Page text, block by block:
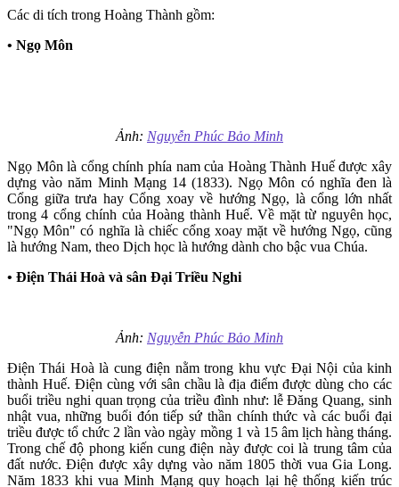
Các di tích trong Hoàng Thành gồm:
• Ngọ Môn
Ảnh: Nguyễn Phúc Bảo Minh
Ngọ Môn là cổng chính phía nam của Hoàng Thành Huế được xây
dựng vào năm Minh Mạng 14 (1833). Ngọ Môn có nghĩa đen là
Cổng giữa trưa hay Cổng xoay về hướng Ngọ, là cổng lớn nhất
trong 4 cổng chính của Hoàng thành Huế. Về mặt từ nguyên học,
"Ngọ Môn" có nghĩa là chiếc cổng xoay mặt về hướng Ngọ, cũng
là hướng Nam, theo Dịch học là hướng dành cho bậc vua Chúa.
• Điện Thái Hoà và sân Đại Triều Nghi
Ảnh: Nguyễn Phúc Bảo Minh
Điện Thái Hoà là cung điện nằm trong khu vực Đại Nội của kinh
thành Huế. Điện cùng với sân chầu là địa điểm được dùng cho các
buổi triều nghi quan trọng của triều đình như: lễ Đăng Quang, sinh
nhật vua, những buổi đón tiếp sứ thần chính thức và các buổi đại
triều được tổ chức 2 lần vào ngày mồng 1 và 15 âm lịch hàng tháng.
Trong chế độ phong kiến cung điện này được coi là trung tâm của
đất nước. Điện được xây dựng vào năm 1805 thời vua Gia Long.
Năm 1833 khi vua Minh Mạng quy hoạch lại hệ thống kiến trúc